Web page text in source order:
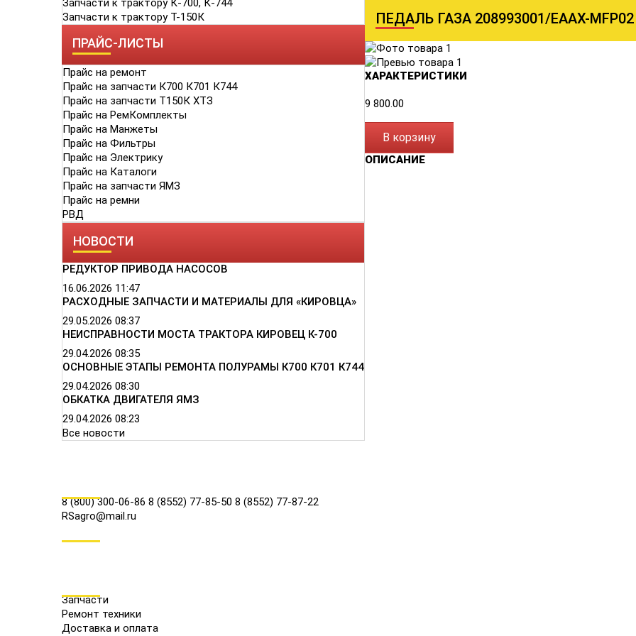
Запчасти к трактору К-700, К-744
Запчасти к трактору Т-150К
ПРАЙС-ЛИСТЫ
Прайс на ремонт
Прайс на запчасти К700 К701 К744
Прайс на запчасти Т150К ХТЗ
Прайс на РемКомплекты
Прайс на Манжеты
Прайс на Фильтры
Прайс на Электрику
Прайс на Каталоги
Прайс на запчасти ЯМЗ
Прайс на ремни
РВД
НОВОСТИ
РЕДУКТОР ПРИВОДА НАСОСОВ
16.06.2026 11:47
РАСХОДНЫЕ ЗАПЧАСТИ И МАТЕРИАЛЫ ДЛЯ «КИРОВЦА»
29.05.2026 08:37
НЕИСПРАВНОСТИ МОСТА ТРАКТОРА КИРОВЕЦ К-700
29.04.2026 08:35
ОСНОВНЫЕ ЭТАПЫ РЕМОНТА ПОЛУРАМЫ К700 К701 К744
29.04.2026 08:30
ОБКАТКА ДВИГАТЕЛЯ ЯМЗ
29.04.2026 08:23
Все новости
ПЕДАЛЬ ГАЗА 208993001/ЕААХ-МFP02
ХАРАКТЕРИСТИКИ
9 800.00
В корзину
ОПИСАНИЕ
8 (800) 300-06-86 8 (8552) 77-85-50 8 (8552) 77-87-22
RSagro@mail.ru
Запчасти
Ремонт техники
Доставка и оплата